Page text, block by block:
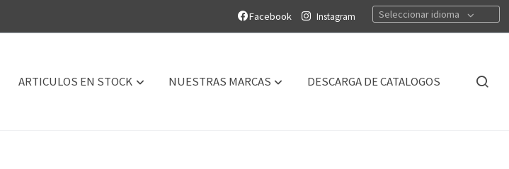
Facebook Instagram Seleccionar idioma
ARTICULOS EN STOCK NUESTRAS MARCAS DESCARGA DE CATALOGOS